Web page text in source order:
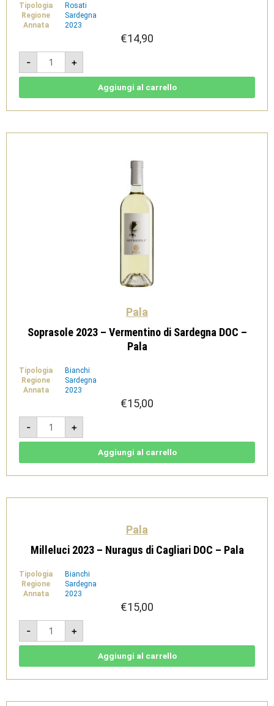
Tipologia
Rosati
Regione
Sardegna
Annata
2023
€14,90
-
Chiaro
Stelle
Rosé
dei
-
+
Aggiungi al carrello
Pala
Soprasole 2023 – Vermentino di Sardegna DOC –
Pala
Tipologia
Bianchi
Regione
Sardegna
Annata
2023
€15,00
-
Soprasole
2023
-
Vermentino
-
+
Aggiungi al carrello
Pala
Milleluci 2023 – Nuragus di Cagliari DOC – Pala
Tipologia
Bianchi
Regione
Sardegna
Annata
2023
€15,00
-
Milleluci
2023
-
Nuragus
-
+
Aggiungi al carrello